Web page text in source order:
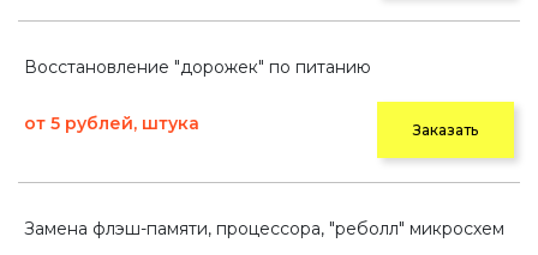
Восстановление "дорожек" по питанию
от 5 рублей, штука Заказать
Замена флэш-памяти, процессора, "реболл" микросхем